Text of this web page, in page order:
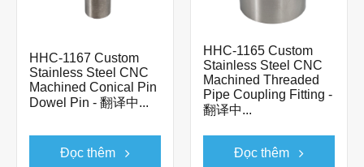
HHC-1167 Custom
Stainless Steel CNC
Machined Conical Pin
Dowel Pin - 翻译中...
Đọc thêm
HHC-1165 Custom
Stainless Steel CNC
Machined Threaded
Pipe Coupling Fitting -
翻译中...
Đọc thêm